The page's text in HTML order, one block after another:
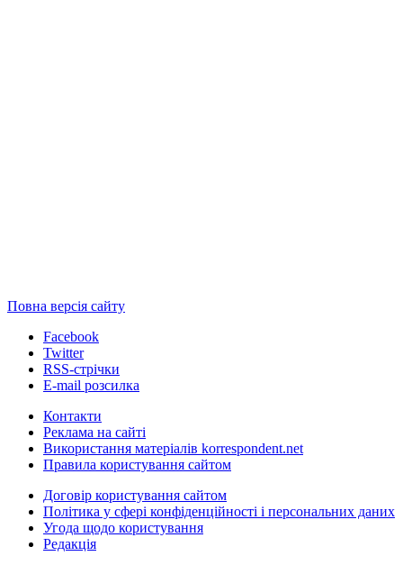
Повна версія сайту
Facebook
Twitter
RSS-стрічки
E-mail розсилка
Контакти
Реклама на сайті
Використання матеріалів korrespondent.net
Правила користування сайтом
Договір користування сайтом
Політика у сфері конфіденційності і персональних даних
Угода щодо користування
Редакція